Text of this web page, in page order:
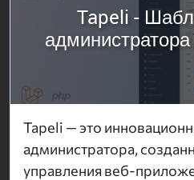
Tapeli -
Tapeli — это
администратора,
управления веб-